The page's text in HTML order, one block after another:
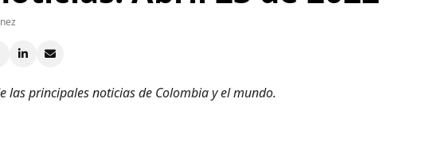
las principales noticias de Colombia y el mundo.